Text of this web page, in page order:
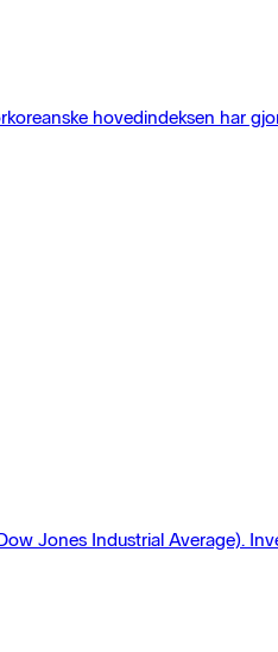
hovedindeksen har
Jones Industrial Average).